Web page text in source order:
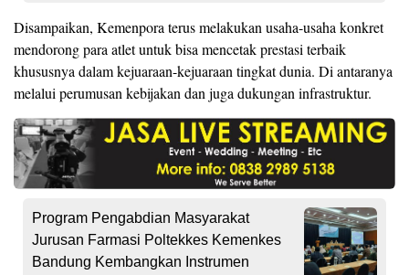
Disampaikan, Kemenpora terus melakukan usaha-usaha konkret
mendorong para atlet untuk bisa mencetak prestasi terbaik
khususnya dalam kejuaraan-kejuaraan tingkat dunia. Di antaranya
melalui perumusan kebijakan dan juga dukungan infrastruktur.
Program Pengabdian Masyarakat
Jurusan Farmasi Poltekkes Kemenkes
Bandung Kembangkan Instrumen